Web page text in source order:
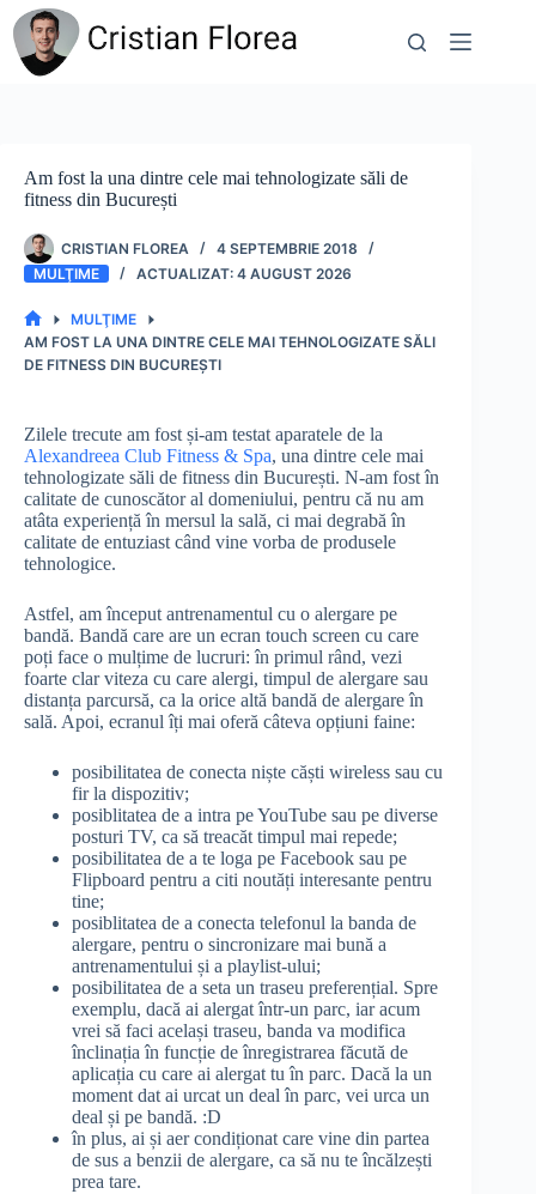
Sari
conținut
Am fost la una dintre cele mai tehnologizate săli de
fitness din București
CRISTIAN FLOREA
4 SEPTEMBRIE 2018
MULŢIME
4 AUGUST 2026
PRIMA
PAGINĂ
MULŢIME
AM FOST LA UNA DINTRE CELE MAI TEHNOLOGIZATE SĂLI
DE FITNESS DIN BUCUREȘTI
Zilele trecute am fost și-am testat aparatele de la
Alexandreea Club Fitness & Spa, una dintre cele mai
tehnologizate săli de fitness din București. N-am fost în
calitate de cunoscător al domeniului, pentru că nu am
atâta experiență în mersul la sală, ci mai degrabă în
calitate de entuziast când vine vorba de produsele
tehnologice.
Astfel, am început antrenamentul cu o alergare pe
bandă. Bandă care are un ecran touch screen cu care
poți face o mulțime de lucruri: în primul rând, vezi
foarte clar viteza cu care alergi, timpul de alergare sau
distanța parcursă, ca la orice altă bandă de alergare în
sală. Apoi, ecranul îți mai oferă câteva opțiuni faine:
posibilitatea de conecta niște căști wireless sau cu
fir la dispozitiv;
posiblitatea de a intra pe YouTube sau pe diverse
posturi TV, ca să treacăt timpul mai repede;
posibilitatea de a te loga pe Facebook sau pe
Flipboard pentru a citi noutăți interesante pentru
tine;
posiblitatea de a conecta telefonul la banda de
alergare, pentru o sincronizare mai bună a
antrenamentului și a playlist-ului;
posibilitatea de a seta un traseu preferențial. Spre
exemplu, dacă ai alergat într-un parc, iar acum
vrei să faci același traseu, banda va modifica
înclinația în funcție de înregistrarea făcută de
aplicația cu care ai alergat tu în parc. Dacă la un
moment dat ai urcat un deal în parc, vei urca un
deal și pe bandă. :D
în plus, ai și aer condiționat care vine din partea
de sus a benzii de alergare, ca să nu te încălzești
prea tare.